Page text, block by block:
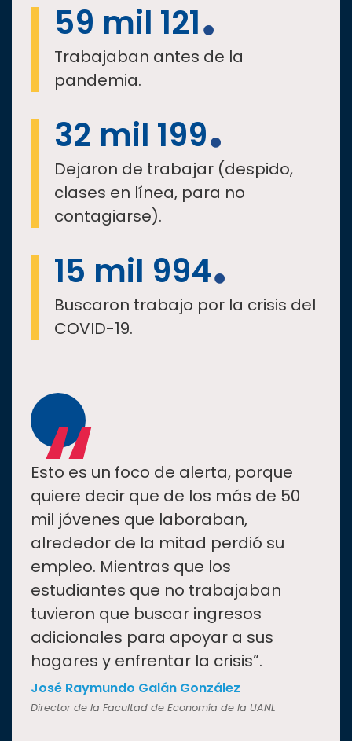
Universiada
Nacional59 mil 121
Trabajaban antes de la
pandemia.
32 mil 199
Dejaron de trabajar (despido,
clases en línea, para no
contagiarse).
15 mil 994
Buscaron trabajo por la crisis del
COVID-19.
“
Esto es un foco de alerta, porque
quiere decir que de los más de 50
mil jóvenes que laboraban,
alrededor de la mitad perdió su
empleo. Mientras que los
estudiantes que no trabajaban
tuvieron que buscar ingresos
adicionales para apoyar a sus
hogares y enfrentar la crisis”.
José Raymundo Galán González
Director de la Facultad de Economía de la UANL